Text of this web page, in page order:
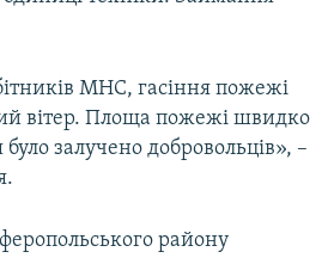
МНС, гасіння пожежі
вітер. Площа пожежі швидко
залучено добровольців», –
району